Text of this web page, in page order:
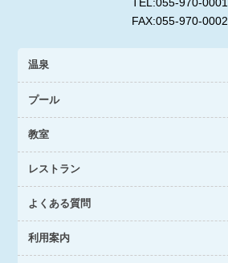
FAX:055-970-0002
温泉
プール
教室
レストラン
よくある質問
利用案内